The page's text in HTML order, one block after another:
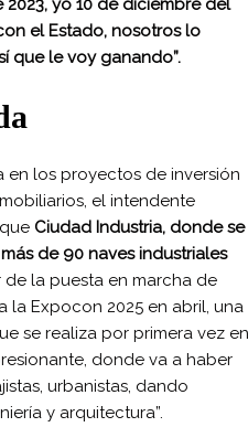
yo 10 de diciembre del
el Estado, nosotros lo
que le voy ganando”.
en los proyectos de inversión
el intendente
Ciudad Industria, donde se
de 90 naves industriales
de la puesta en marcha de
la Expocon 2025 en abril, una
se realiza por primera vez en
donde va a haber
urbanistas, dando
y arquitectura”.